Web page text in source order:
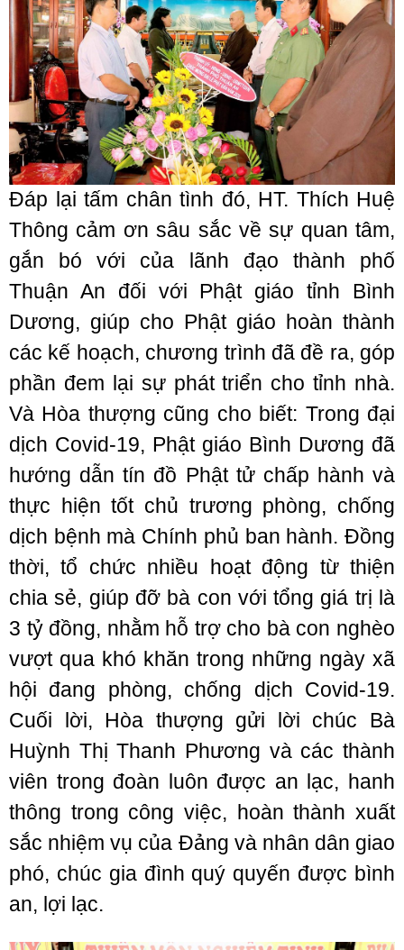
Đáp lại tấm chân tình đó, HT. Thích Huệ
Thông cảm ơn sâu sắc về sự quan tâm,
gắn bó với của lãnh đạo thành phố
Thuận An đối với Phật giáo tỉnh Bình
Dương, giúp cho Phật giáo hoàn thành
các kế hoạch, chương trình đã đề ra, góp
phần đem lại sự phát triển cho tỉnh nhà.
Và Hòa thượng cũng cho biết: Trong đại
dịch Covid-19, Phật giáo Bình Dương đã
hướng dẫn tín đồ Phật tử chấp hành và
thực hiện tốt chủ trương phòng, chống
dịch bệnh mà Chính phủ ban hành. Đồng
thời, tổ chức nhiều hoạt động từ thiện
chia sẻ, giúp đỡ bà con với tổng giá trị là
3 tỷ đồng, nhằm hỗ trợ cho bà con nghèo
vượt qua khó khăn trong những ngày xã
hội đang phòng, chống dịch Covid-19.
Cuối lời, Hòa thượng gửi lời chúc Bà
Huỳnh Thị Thanh Phương và các thành
viên trong đoàn luôn được an lạc, hanh
thông trong công việc, hoàn thành xuất
sắc nhiệm vụ của Đảng và nhân dân giao
phó, chúc gia đình quý quyến được bình
an, lợi lạc.